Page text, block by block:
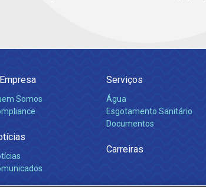
Somos
Serviços
Água
Esgotamento Sanitário
Documentos
Carreiras